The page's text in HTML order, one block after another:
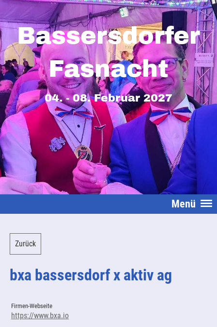
Bassersdorfer
Fasnacht
04. - 08. Februar 2027
Menü
Zurück
bxa bassersdorf x aktiv ag
Firmen-Webseite
https://www.bxa.io